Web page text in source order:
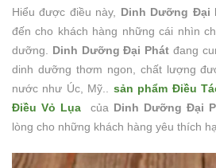
Hiểu được điều này, Dinh Dưỡng Đại
đến cho khách hàng những cái nhìn
dưỡng. Dinh Dưỡng Đại Phát đang
dinh dưỡng thơm ngon, chất lượng
nước như Úc, Mỹ.. sản phẩm Điều
Điều Vỏ Lụa của Dinh Dưỡng Đại
lòng cho những khách hàng yêu thích